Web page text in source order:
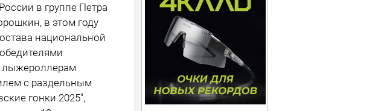
в группе Петра
в этом году
национальной
лыжероллерам
с раздельным
гонки 2025",